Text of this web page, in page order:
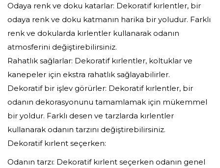
Odaya renk ve doku katarlar: Dekoratif kırlentler, bir
odaya renk ve doku katmanın harika bir yoludur. Farklı
renk ve dokularda kırlentler kullanarak odanın
atmosferini değiştirebilirsiniz.
Rahatlık sağlarlar: Dekoratif kırlentler, koltuklar ve
kanepeler için ekstra rahatlık sağlayabilirler.
Dekoratif bir işlev görürler: Dekoratif kırlentler, bir
odanın dekorasyonunu tamamlamak için mükemmel
bir yoldur. Farklı desen ve tarzlarda kırlentler
kullanarak odanın tarzını değiştirebilirsiniz.
Dekoratif kırlent seçerken:
Odanın tarzı: Dekoratif kırlent seçerken odanın genel